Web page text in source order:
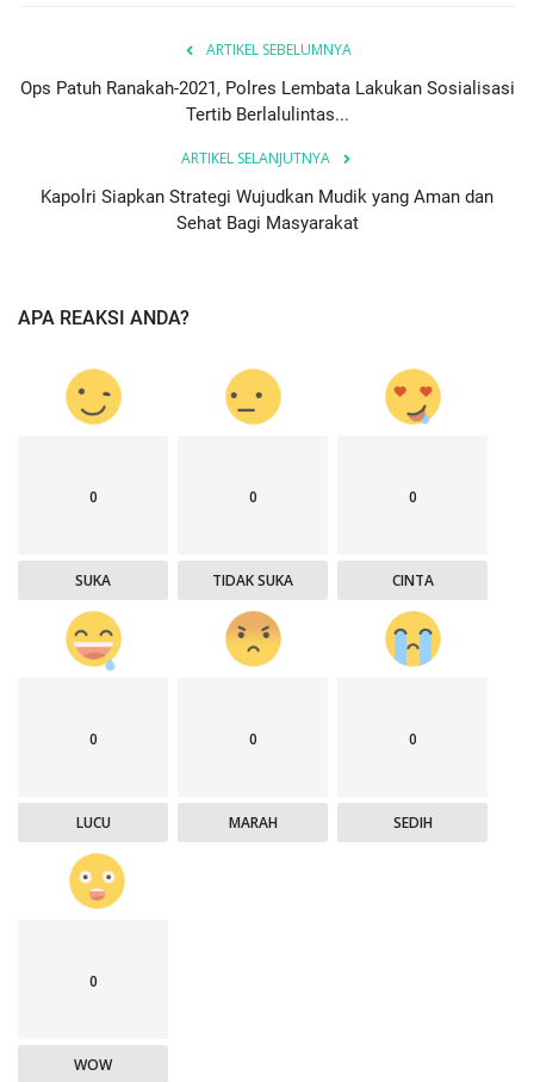
ARTIKEL SEBELUMNYA
Ops Patuh Ranakah-2021, Polres Lembata Lakukan Sosialisasi
Tertib Berlalulintas...
ARTIKEL SELANJUTNYA
Kapolri Siapkan Strategi Wujudkan Mudik yang Aman dan
Sehat Bagi Masyarakat
APA REAKSI ANDA?
0
SUKA
0
TIDAK SUKA
0
CINTA
0
LUCU
0
MARAH
0
SEDIH
0
WOW